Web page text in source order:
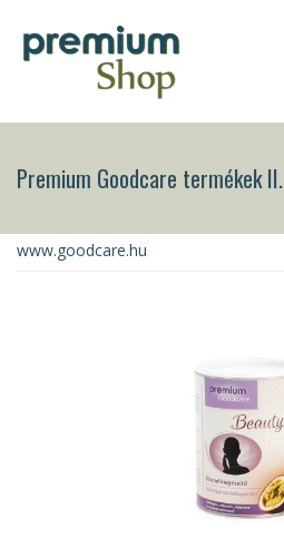
Premium Goodcare termékek II.
www.goodcare.hu